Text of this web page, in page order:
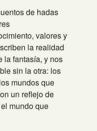
de hadas
valores y
la realidad
la fantasía, y nos
sin la otra: los
mundos que
un reflejo de
mundo que